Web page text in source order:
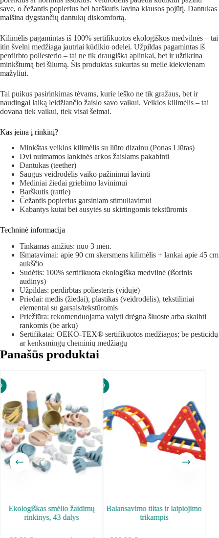
save, o čežantis popierius bei barškutis lavina klausos pojūtį. Dantukas
malšina dygstančių dantukų diskomfortą.
Kilimėlis pagamintas iš 100% sertifikuotos ekologiškos medvilnės – tai
itin švelni medžiaga jautriai kūdikio odelei. Užpildas pagamintas iš
perdirbto poliesterio – tai ne tik draugiška aplinkai, bet ir užtikrina
minkštumą bei šilumą. Šis produktas sukurtas su meile kiekvienam
mažyliui.
Tai puikus pasirinkimas tėvams, kurie ieško ne tik gražaus, bet ir
naudingai laiką leidžiančio žaislo savo vaikui. Veiklos kilimėlis – tai
dovana tiek vaikui, tiek visai šeimai.
Kas įeina į rinkinį?
Minkštas veiklos kilimėlis su liūto dizainu (Ponas Liūtas)
Dvi nuimamos lankinės arkos žaislams pakabinti
Dantukas (teether)
Saugus veidrodėlis vaiko pažinimui lavinti
Mediniai žiedai griebimo lavinimui
Barškutis (rattle)
Čežantis popierius garsiniam stimuliavimui
Kabantys kutai bei ausytės su skirtingomis tekstūromis
Techninė informacija
Tinkamas amžius: nuo 3 mėn.
Išmatavimai: apie 90 cm skersmens kilimėlis + lankai apie 45 cm
aukščio
Sudėtis: 100% sertifikuota ekologiška medvilnė (išorinis
audinys)
Užpildas: perdirbtas poliesteris (viduje)
Priedai: medis (žiedai), plastikas (veidrodėlis), tekstiliniai
elementai su garsais/tekstūromis
Priežiūra: rekomenduojama valyti drėgna šluoste arba skalbti
rankomis (be arkų)
Sertifikatai: OEKO-TEX® sertifikuotos medžiagos; be pesticidų
ar kenksmingų cheminių medžiagų
Panašūs produktai
Ekologiškas smėlio žaidimų
rinkinys, 43 dalys
Balansavimo tiltas ir laipiojimo
trikampis